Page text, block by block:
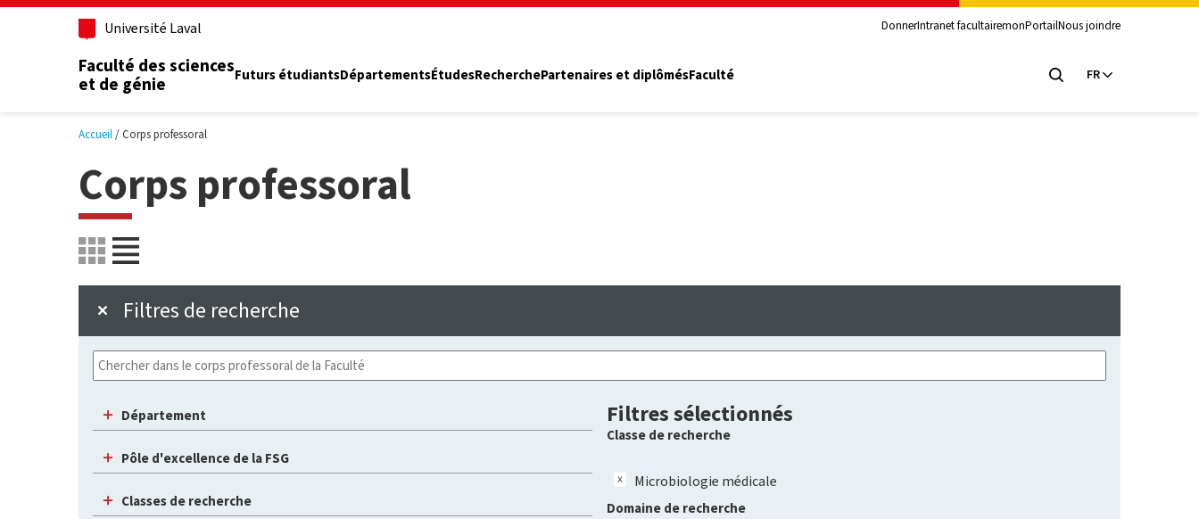
Aller au contenu principal
Université Laval DonnerIntranet facultairemonPortailNous joindre
Faculté des sciences
et de génie
Futurs étudiantsDépartementsÉtudesRecherchePartenaires et diplômésFaculté FR
Accueil Corps professoral
Corps professoral
Filtres de recherche
Département
Pôle d'excellence de la FSG
Classes de recherche
Filtres sélectionnés
Classe de recherche
Microbiologie médicale
Domaine de recherche